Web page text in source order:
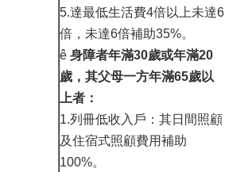
5.達最低生活費4倍以上未達6
倍，未達6倍補助35%。
ê 身障者年滿30歲或年滿20
歲，其父母一方年滿65歲以
上者：
1.列冊低收入戶：其日間照顧
及住宿式照顧費用補助
100%。